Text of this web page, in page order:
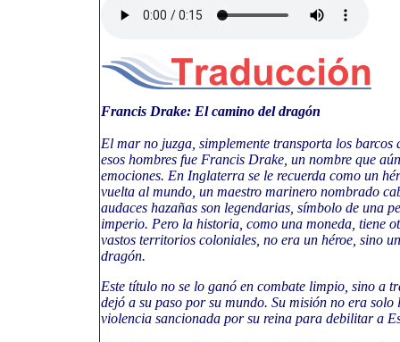
Francis Drake: El camino del dragón
El mar no juzga, simplemente transporta los barcos
esos hombres fue Francis Drake, un nombre que
emociones. En Inglaterra se le recuerda como un
vuelta al mundo, un maestro marinero nombrado
audaces hazañas son legendarias, símbolo de una
imperio. Pero la historia, como una moneda, tiene
vastos territorios coloniales, no era un héroe, sino
dragón.
Este título no se lo ganó en combate limpio, sino a
dejó a su paso por su mundo. Su misión no era
violencia sancionada por su reina para debilitar a